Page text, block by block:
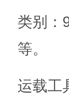
类别：
等。
运载工